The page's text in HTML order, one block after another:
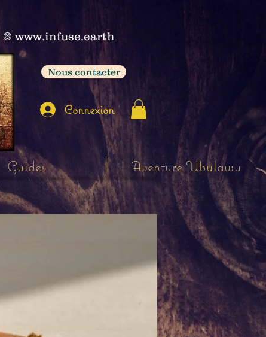
𖣠 www.infuse.earth
Nous contacter
Connexion
Guides Aventure Ubulawu